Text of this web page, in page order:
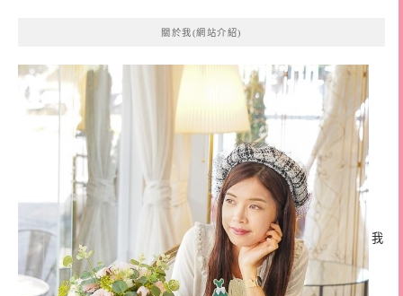
關於我(網站介紹)
我